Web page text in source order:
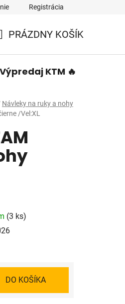
Registrácia
KOŠÍK
PRÁZDNY KOŠÍK
Výpredaj KTM 🔥
Návleky na ruky a nohy
/Vel:XL
(3 ks)
DO KOŠÍKA